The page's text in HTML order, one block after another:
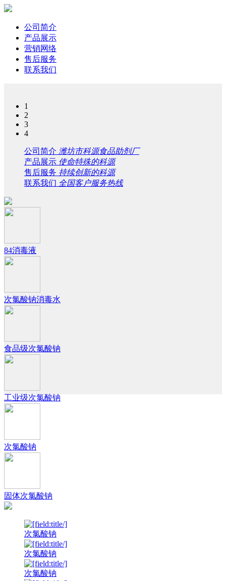
公司简介
产品展示
营销网络
售后服务
联系我们
1
2
3
4
公司简介 潍坊市科源食品助剂厂
产品展示 使命特殊的科源
售后服务 持续创新的科源
联系我们 全国客户服务热线
84消毒液
次氯酸钠消毒水
食品级次氯酸钠
工业级次氯酸钠
次氯酸钠
固体次氯酸钠
次氯酸钠
次氯酸钠
次氯酸钠